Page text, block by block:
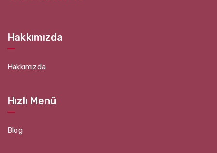
Hakkımızda
Hakkımızda
Hızlı Menü
Blog